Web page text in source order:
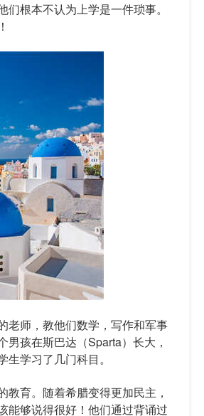
根本不认为上学是一件琐事。
师，教他们数学，写作和军事
孩在斯巴达（Sparta）长大，
生学习了几门科目。
育。随着希腊变得更加民主，
能够说得很好！他们通过背诵过